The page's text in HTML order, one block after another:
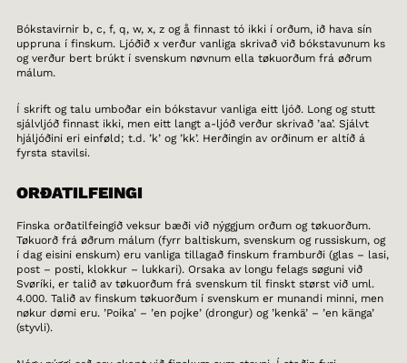
Bókstavirnir b, c, f, q, w, x, z og å finnast tó ikki í orðum, ið hava sín
uppruna í finskum. Ljóðið x verður vanliga skrivað við bókstavunum ks
og verður bert brúkt í svenskum nøvnum ella tøkuorðum frá øðrum
málum.
Í skrift og talu umboðar ein bókstavur vanliga eitt ljóð. Long og stutt
sjálvljóð finnast ikki, men eitt langt a-ljóð verður skrivað ’aa’. Sjálvt
hjáljóðini eri einføld; t.d. ’k’ og ’kk’. Herðingin av orðinum er altíð á
fyrsta stavilsi.
ORÐATILFEINGI
Finska orðatilfeingið veksur bæði við nýggjum orðum og tøkuorðum.
Tøkuorð frá øðrum málum (fyrr baltiskum, svenskum og russiskum, og
í dag eisini enskum) eru vanliga tillagað finskum framburði (glas – lasi,
post – posti, klokkur – lukkari). Orsaka av longu felags søguni við
Svøríki, er talið av tøkuorðum frá svenskum til finskt størst við uml.
4.000. Talið av finskum tøkuorðum í svenskum er munandi minni, men
nøkur dømi eru. ’Poika’ – ’en pojke’ (drongur) og ’kenkä’ – ’en känga’
(styvli).